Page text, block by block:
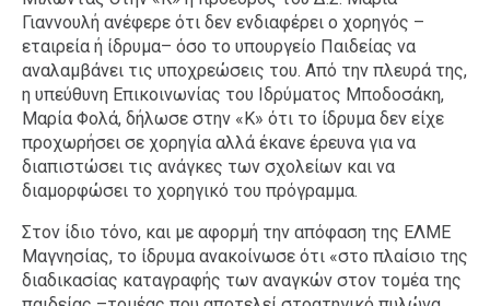
Γιαννουλή ανέφερε ότι δεν ενδιαφέρει ο χορηγός –
εταιρεία ή ίδρυμα– όσο το υπουργείο Παιδείας να
αναλαμβάνει τις υποχρεώσεις του. Από την πλευρά της,
η υπεύθυνη Επικοινωνίας του Ιδρύματος Μποδοσάκη,
Μαρία Φολά, δήλωσε στην «Κ» ότι το ίδρυμα δεν είχε
προχωρήσει σε χορηγία αλλά έκανε έρευνα για να
διαπιστώσει τις ανάγκες των σχολείων και να
διαμορφώσει το χορηγικό του πρόγραμμα.
Στον ίδιο τόνο, και με αφορμή την απόφαση της ΕΛΜΕ
Μαγνησίας, το ίδρυμα ανακοίνωσε ότι «στο πλαίσιο της
διαδικασίας καταγραφής των αναγκών στον τομέα της